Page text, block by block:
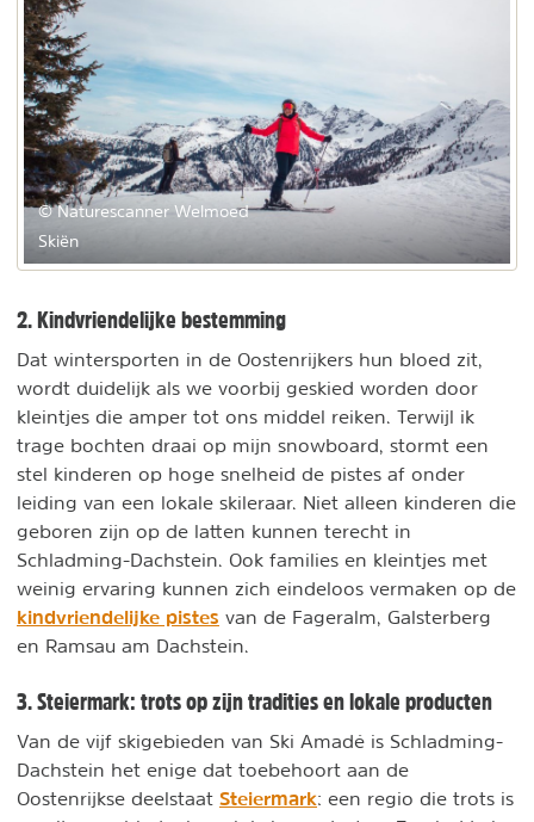
© Naturescanner Welmoed
Skiën
2. Kindvriendelijke bestemming
Dat wintersporten in de Oostenrijkers hun bloed zit,
wordt duidelijk als we voorbij geskied worden door
kleintjes die amper tot ons middel reiken. Terwijl ik
trage bochten draai op mijn snowboard, stormt een
stel kinderen op hoge snelheid de pistes af onder
leiding van een lokale skileraar. Niet alleen kinderen die
geboren zijn op de latten kunnen terecht in
Schladming-Dachstein. Ook families en kleintjes met
weinig ervaring kunnen zich eindeloos vermaken op de
kindvriendelijke pistes van de Fageralm, Galsterberg
en Ramsau am Dachstein.
3. Steiermark: trots op zijn tradities en lokale producten
Van de vijf skigebieden van Ski Amadé is Schladming-
Dachstein het enige dat toebehoort aan de
Oostenrijkse deelstaat Steiermark: een regio die trots is